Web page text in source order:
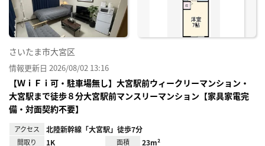
さいたま市大宮区
情報更新日 2026/08/02 13:16
【ＷｉＦｉ可・駐車場無し】大宮駅前ウィークリーマンション・
大宮駅まで徒歩８分大宮駅前マンスリーマンション【家具家電完
備・対面契約不要】
アクセス 北陸新幹線「大宮駅」徒歩7分
間取り 1K 面積 23m²